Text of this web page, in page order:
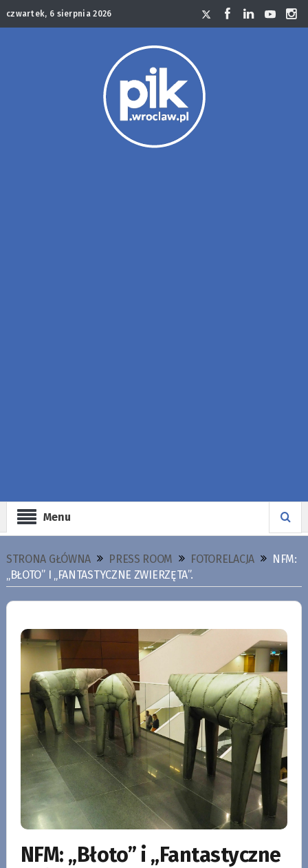
czwartek, 6 sierpnia 2026
Menu
STRONA GŁÓWNA PRESS ROOM FOTORELACJA
NFM:
„BŁOTO” I „FANTASTYCZNE ZWIERZĘTA”.
NFM: „Błoto” i „Fantastyczne